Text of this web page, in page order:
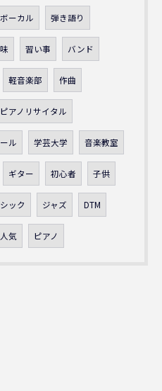
ボーカル 弾き語り
習い事 バンド
軽音楽部 作曲
ピアノリサイタル
ル 学芸大学 音楽教室
ギター 初心者 子供
ック ジャズ DTM
人気 ピアノ